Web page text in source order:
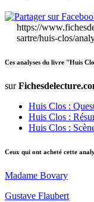
https://
sartre/huis-clos/
Ces analyses du livre "Huis
sur
Huis Clos :
Huis Clos :
Huis Clos :
Ceux qui ont acheté cette
Madame Bovary
Gustave Flaubert